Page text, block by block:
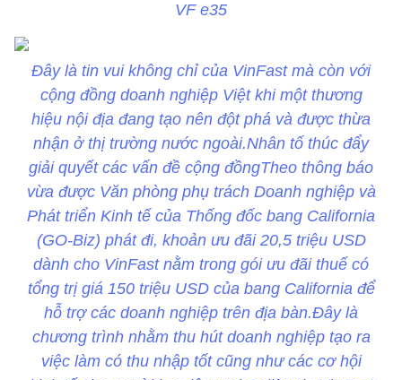
VF e35
Đây là tin vui không chỉ của VinFast mà còn với
cộng đồng doanh nghiệp Việt khi một thương
hiệu nội địa đang tạo nên đột phá và được thừa
nhận ở thị trường nước ngoài.Nhân tố thúc đẩy
giải quyết các vấn đề cộng đồngTheo thông báo
vừa được Văn phòng phụ trách Doanh nghiệp và
Phát triển Kinh tế của Thống đốc bang California
(GO-Biz) phát đi, khoản ưu đãi 20,5 triệu USD
dành cho VinFast nằm trong gói ưu đãi thuế có
tổng trị giá 150 triệu USD của bang California để
hỗ trợ các doanh nghiệp trên địa bàn.Đây là
chương trình nhằm thu hút doanh nghiệp tạo ra
việc làm có thu nhập tốt cũng như các cơ hội